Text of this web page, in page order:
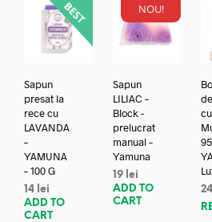
Sapun
presat la
rece cu
LAVANDA
–
YAMUNA
– 100 G
14 lei
ADD TO
CART
NOU!
Sapun
LILIAC –
Block -
prelucrat
manual –
Yamuna
19 lei
ADD TO
CART
cu
24